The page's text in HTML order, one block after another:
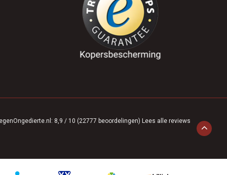
: 8,9 / 10 (22777 beoordelingen) Lees alle reviews